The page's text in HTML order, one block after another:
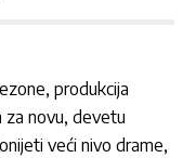
produkcija
za novu, devetu
veći nivo drame,